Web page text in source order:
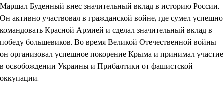
Маршал Буденный внес значительный вклад в историю России.
Он активно участвовал в гражданской войне, где сумел успешно
командовать Красной Армией и сделал значительный вклад в
победу большевиков. Во время Великой Отечественной войны
он организовал успешное покорение Крыма и принимал участие
в освобождении Украины и Прибалтики от фашистской
оккупации.